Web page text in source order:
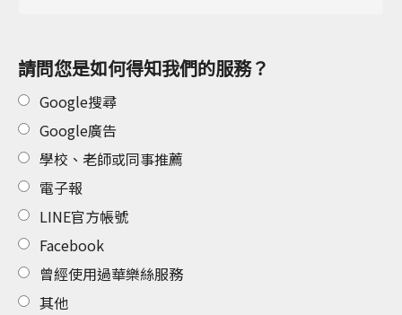
請問您是如何得知我們的服務？
Google搜尋
Google廣告
學校、老師或同事推薦
電子報
LINE官方帳號
Facebook
曾經使用過華樂絲服務
其他